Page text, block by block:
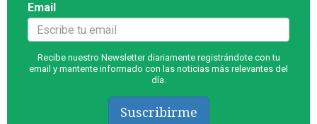
Email
Recibe nuestro Newsletter diariamente registrándote con tu
email y mantente informado con las noticias más relevantes del
día.
Suscribirme